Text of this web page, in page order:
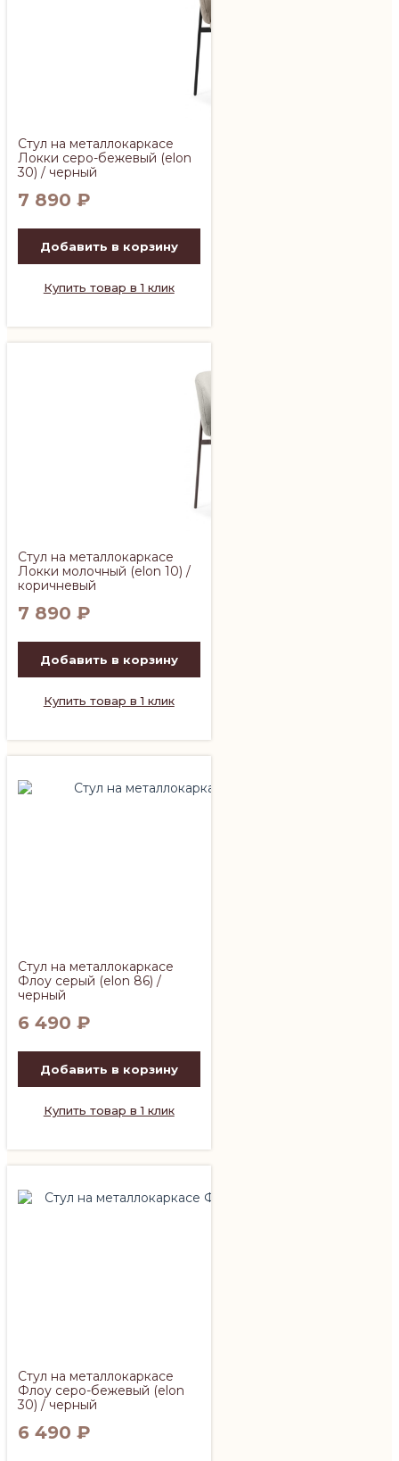
Стул на металлокаркасе
Локки серо-бежевый (elon
30) / черный
7 890 ₽
Добавить в корзину
Купить товар в 1 клик
Стул на металлокаркасе
Локки молочный (elon 10) /
коричневый
7 890 ₽
Добавить в корзину
Купить товар в 1 клик
Стул на металлокаркасе
Флоу серый (elon 86) /
черный
6 490 ₽
Добавить в корзину
Купить товар в 1 клик
Стул на металлокаркасе
Флоу серо-бежевый (elon
30) / черный
6 490 ₽